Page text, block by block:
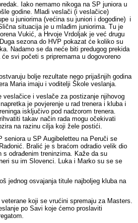
Iako nemamo nikoga na SP juniora u
godine. Mladi veslači (i veslačice)
u juniorima (većina su juniori i dogodine) i
situacija je u mlađim juniorima. Tu je
Vukić, a Hrvoje Vrdoljak je već drugu
sezona do HVP pokazat će koliko su
Nadamo se da neće biti predugog prekida
svi početi s pripremama u dogovoreno
bolje rezultate nego prijašnjih godina
Maria imaju i voditelji Škole veslanja.
veslačice i veslače za postizanje njihovog
je povjerenje u rad trenera i kluba i
isključivo pod nadzorom trenera.
takav način rada mogu očekivati
na razinu cilja koji žele postići.
seniora u SP Augibeletteu na Peruči se
Bralić je s braćom odradio velik dio
s odrađenim treninzima. Kaže da su
su im Slovenci. Luka i Marko su se se
jednog osvajanja titule najboljeg kluba na
koji se vrućini spremaju za Masters.
po Savi koje ćemo proslaviti